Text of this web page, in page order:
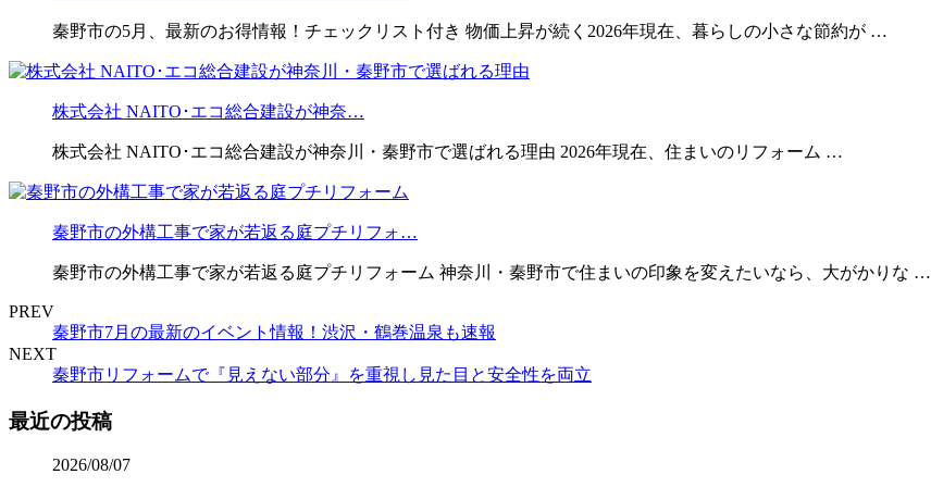
秦野市の5月、最新のお得情報！チェックリスト付き 物価上昇が続く2026年現在、暮らしの小さな節約が …
株式会社 NAITO･エコ総合建設が神奈…
株式会社 NAITO･エコ総合建設が神奈川・秦野市で選ばれる理由 2026年現在、住まいのリフォーム …
秦野市の外構工事で家が若返る庭プチリフォ…
秦野市の外構工事で家が若返る庭プチリフォーム 神奈川・秦野市で住まいの印象を変えたいなら、大がかりな …
PREV
秦野市7月の最新のイベント情報！渋沢・鶴巻温泉も速報
NEXT
秦野市リフォームで『見えない部分』を重視し見た目と安全性を両立
最近の投稿
2026/08/07